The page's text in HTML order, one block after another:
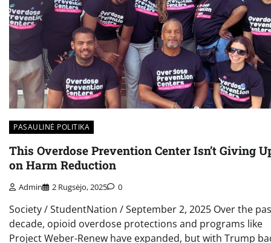
PASAULINĖ POLITIKA
This Overdose Prevention Center Isn’t Giving
on Harm Reduction
Admin 2 Rugsėjo, 2025 0
Society / StudentNation / September 2, 2025 Over the
decade, opioid overdose protections and programs like
Project Weber-Renew have expanded, but with Trump